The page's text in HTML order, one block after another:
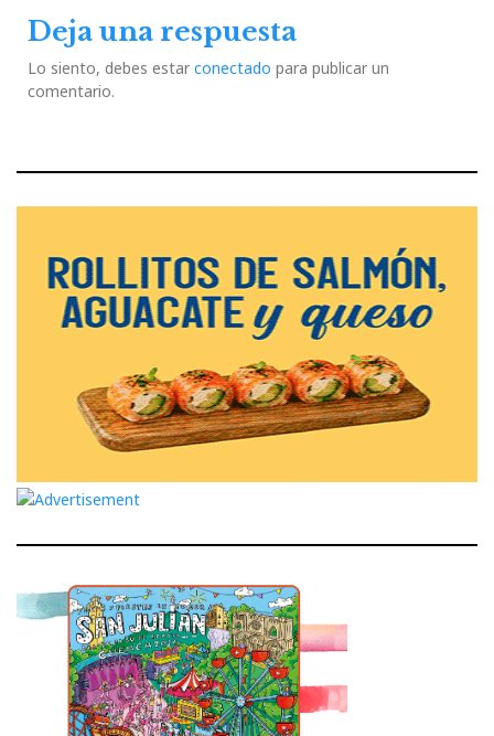
Deja una respuesta
Lo siento, debes estar conectado para publicar un
comentario.